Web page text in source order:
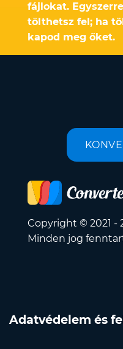
fájlokat.
tölthetsz fel; ha
kapod meg őket.
Copyright © 2021 -
Minden jog
Adatvédelem és